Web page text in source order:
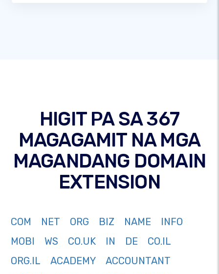
HIGIT PA SA 367
MAGAGAMIT NA MGA
MAGANDANG DOMAIN
EXTENSION
COM NET ORG BIZ NAME
INFO
MOBI
WS CO.UK IN DE
CO.IL
ORG.IL
ACADEMY
ACCOUNTANT